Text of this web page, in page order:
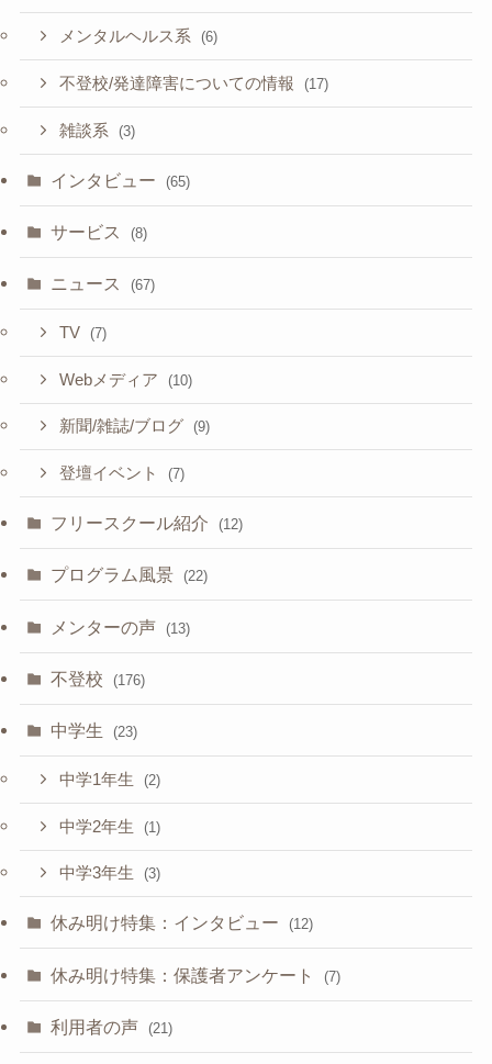
メンタルヘルス系 (6)
不登校/発達障害についての情報 (17)
雑談系 (3)
インタビュー (65)
サービス (8)
ニュース (67)
TV (7)
Webメディア (10)
新聞/雑誌/ブログ (9)
登壇イベント (7)
フリースクール紹介 (12)
プログラム風景 (22)
メンターの声 (13)
不登校 (176)
中学生 (23)
中学1年生 (2)
中学2年生 (1)
中学3年生 (3)
休み明け特集：インタビュー (12)
休み明け特集：保護者アンケート (7)
利用者の声 (21)